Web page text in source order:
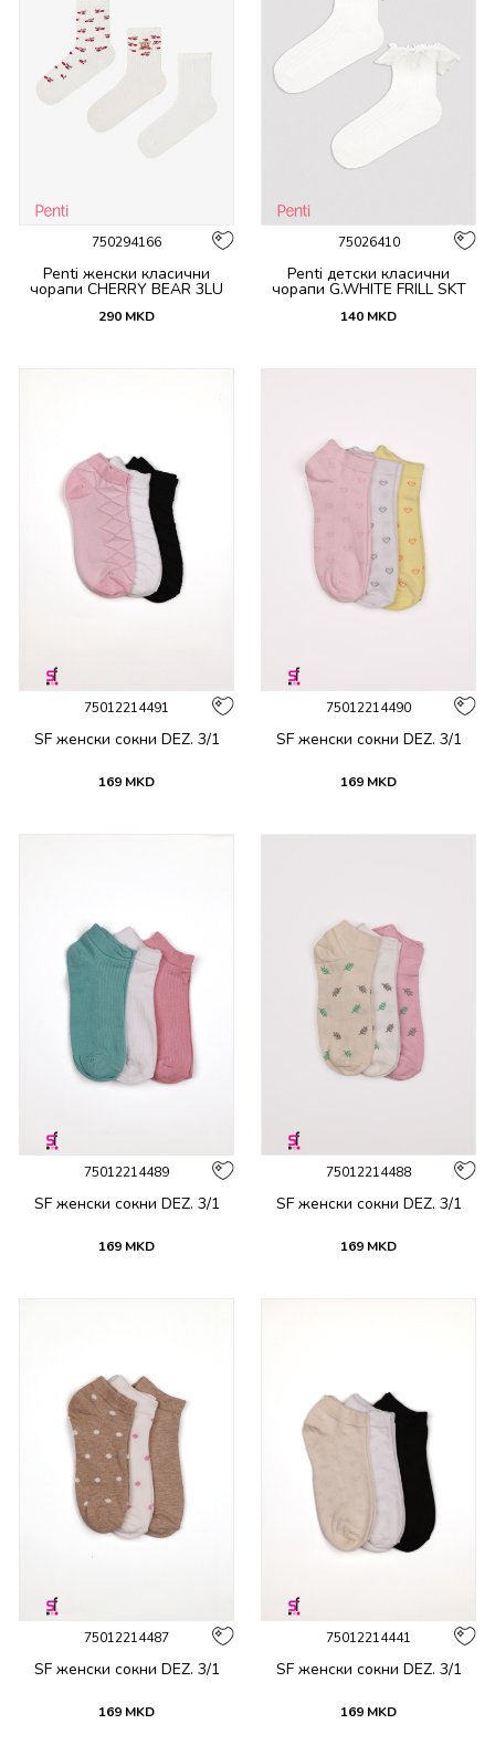
750294166
Penti женски класични
чорапи CHERRY BEAR 3LU
290 MKD
75026410
Penti детски класични
чорапи G.WHITE FRILL SKT
140 MKD
75012214491
SF женски сокни DEZ. 3/1
169 MKD
75012214490
SF женски сокни DEZ. 3/1
169 MKD
75012214489
SF женски сокни DEZ. 3/1
169 MKD
75012214488
SF женски сокни DEZ. 3/1
169 MKD
75012214487
SF женски сокни DEZ. 3/1
169 MKD
75012214441
SF женски сокни DEZ. 3/1
169 MKD